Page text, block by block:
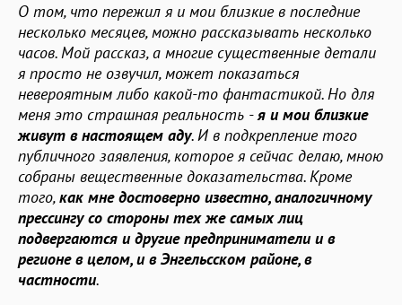
О том, что пережил я и мои близкие в последние
несколько месяцев, можно рассказывать несколько
часов. Мой рассказ, а многие существенные детали
я просто не озвучил, может показаться
невероятным либо какой-то фантастикой. Но для
меня это страшная реальность -я и мои близкие
живут в настоящем аду. И в подкрепление того
публичного заявления, которое я сейчас делаю, мною
собраны вещественные доказательства.Кроме
того,как мне достоверно известно, аналогичному
прессингу со стороны тех же самых лиц
подвергаются и другие предприниматели и в
регионе в целом, и в Энгельсском районе, в
частности.